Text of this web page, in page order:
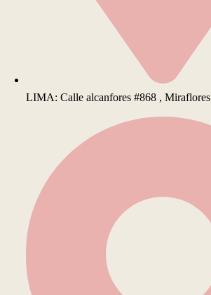
LIMA: Calle alcanfores #868 , Miraflores